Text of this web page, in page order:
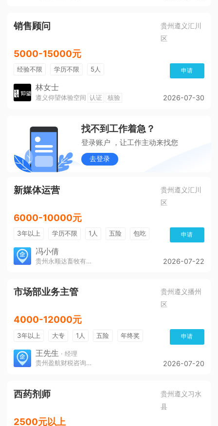
销售顾问
贵州遵义汇川
区
5000-15000元
经验不限 学历不限 5人 申请
林女士
遵义仰望体验空间 认证 核验 2026-07-30
找不到工作着急？
登录账户 ，让工作主动来找您
去登录
新媒体运营
贵州遵义汇川
区
6000-10000元
3年以上 学历不限 1人 五险 包吃 申请
冯小倩
贵州永顺达畜牧有限公司 2026-07-22
市场部业务主管
贵州遵义播州
区
4000-12000元
3年以上 大专 1人 五险
年终奖
免费培训
环境好
申请
王先生 · 经理
贵州盈航财税咨询服务有限公司
2026-07-20
西药剂师
贵州遵义习水
县
2500元以上